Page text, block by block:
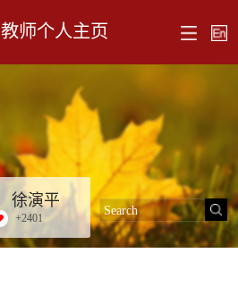
教师个人主页
徐演平
+2401